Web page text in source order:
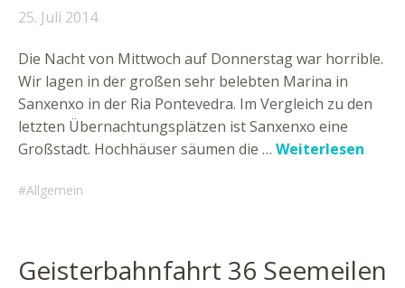
25. Juli 2014
Die Nacht von Mittwoch auf Donnerstag war horrible.
Wir lagen in der großen sehr belebten Marina in
Sanxenxo in der Ria Pontevedra. Im Vergleich zu den
letzten Übernachtungsplätzen ist Sanxenxo eine
Großstadt. Hochhäuser säumen die … Weiterlesen
Allgemein
Geisterbahnfahrt 36 Seemeilen